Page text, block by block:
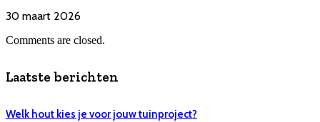
30 maart 2026
Comments are closed.
Laatste berichten
Welk hout kies je voor jouw tuinproject?